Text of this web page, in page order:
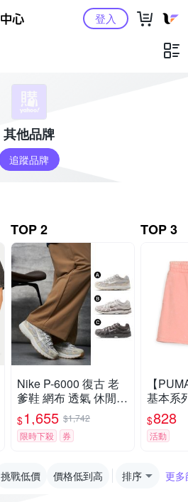
Yahoo購物中心登入
其他品牌
追蹤品牌
TOP 2
Nike P-6000 復古 老
爹鞋 網布 透氣 休閒
運動 休閒鞋 CD6404
202 HV4312025 HV6
353001 多款任選
$1,655 $1,742
限時下殺
券
TOP 3
【
基本系
$828
活動
挑戰低價 價格低到高 排序 更多